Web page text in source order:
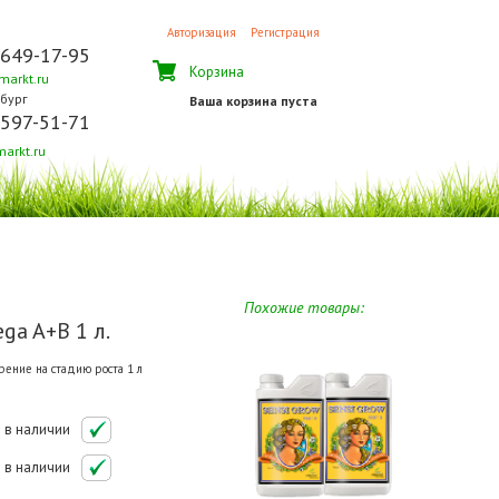
17-95
51-71
Авторизация Регистрация
Корзина
Ваша корзина пуста
A+B 1 л.
на стадию роста 1 л
в наличии
в наличии
Похожие товары: